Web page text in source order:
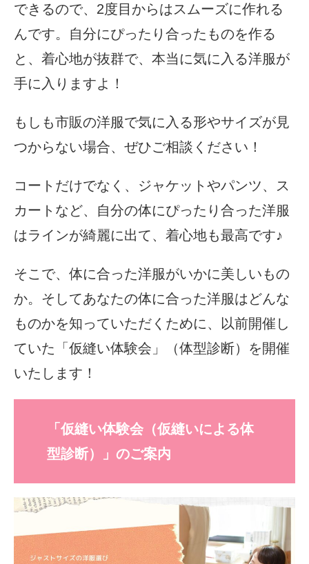
できるので、2度目からはスムーズに作れる
んです。自分にぴったり合ったものを作る
と、着心地が抜群で、本当に気に入る洋服が
手に入りますよ！
もしも市販の洋服で気に入る形やサイズが見
つからない場合、ぜひご相談ください！
コートだけでなく、ジャケットやパンツ、ス
カートなど、自分の体にぴったり合った洋服
はラインが綺麗に出て、着心地も最高です♪
そこで、体に合った洋服がいかに美しいもの
か。そしてあなたの体に合った洋服はどんな
ものかを知っていただくために、以前開催し
ていた「仮縫い体験会」（体型診断）を開催
いたします！
「仮縫い体験会（仮縫いによる体
型診断）」のご案内